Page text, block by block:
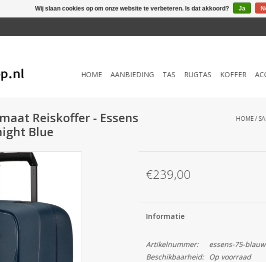
HOME AANBIEDING TAS RUGTAS KOFFER
Reiskoffer - Essens
Blue
HOME/
€239,00
Informatie
Artikelnummer:
essens-75-blauw
Beschikbaarheid:
Op voorraad
Wij slaan cookies op om onze website te verbeteren. Is dat akkoord? Ja